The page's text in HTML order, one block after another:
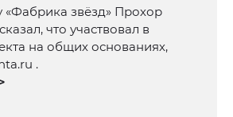
«Фабрика звёзд» Прохор
что участвовал в
на общих основаниях,
.